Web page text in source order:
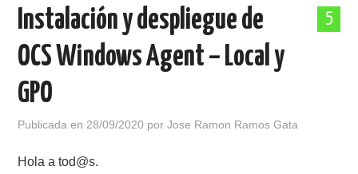
ACERCA DE
5
Instalación y despliegue de
OCS Windows Agent – Local y
GPO
Publicada en 28/09/2020 porJose Ramon Ramos Gata
Hola a tod@s.